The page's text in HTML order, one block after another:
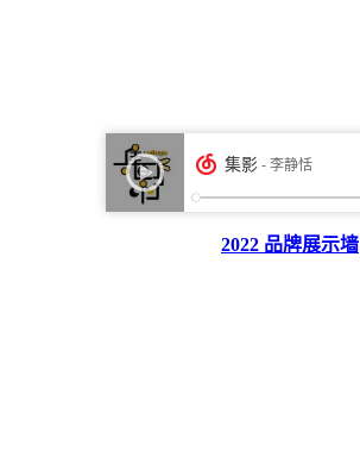
2022 品牌展示墙